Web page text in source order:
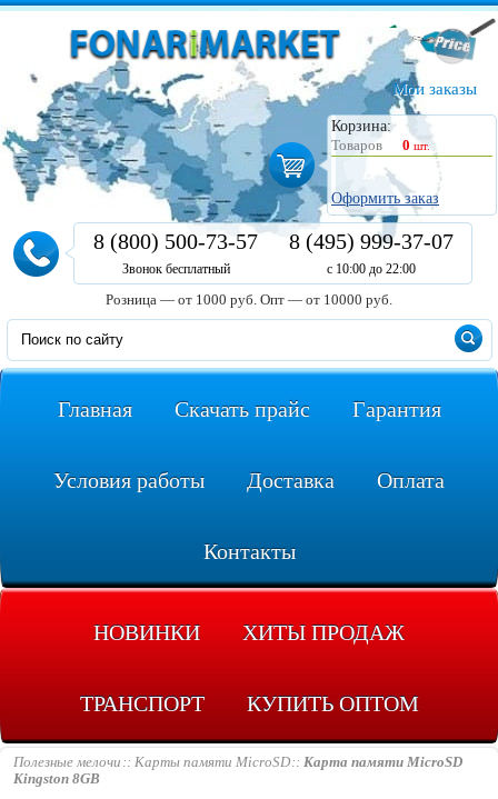
Мои заказы
Корзина:
Товаров
0 шт.
Оформить заказ
8 (800) 500-73-57
Звонок бесплатный
8 (495) 999-37-07
с 10:00 до 22:00
Розница — от 1000 руб. Опт — от 10000 руб.
Главная Скачать прайс Гарантия
Условия работы Доставка Оплата
Контакты
НОВИНКИ ХИТЫ ПРОДАЖ
ТРАНСПОРТ КУПИТЬ ОПТОМ
Полезные мелочи Карты памяти MicroSD
Карта памяти MicroSD
Kingston 8GB